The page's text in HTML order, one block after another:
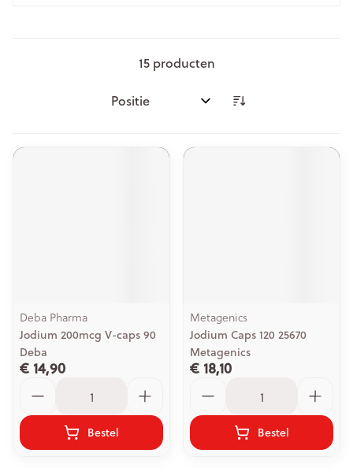
15producten
Sorteer op:
Deba Pharma
Jodium 200mcg V-caps 90
Deba
€ 14,90
Bestel
Metagenics
Jodium Caps 120 25670
Metagenics
€ 18,10
Bestel